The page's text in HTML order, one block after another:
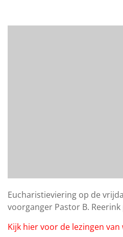
Eucharistieviering op de
voorganger Pastor B. Reerink
Kijk hier voor de lezingen van